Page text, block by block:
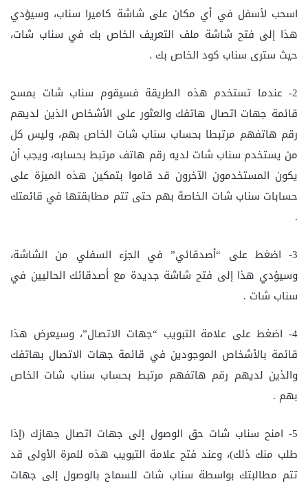
اسحب لأسفل في أي مكان على شاشة كاميرا سناب، وسيؤدي
هذا إلى فتح شاشة ملف التعريف الخاص بك في سناب شات،
حيث سترى سناب كود الخاص بك .
2- عندما تستخدم هذه الطريقة فسيقوم سناب شات بمسح
قائمة جهات اتصال هاتفك والعثور على الأشخاص الذين لديهم
رقم هاتفهم مرتبطا بحساب سناب شات الخاص بهم، وليس كل
من يستخدم سناب شات لديه رقم هاتف مرتبط بحسابه، ويجب أن
يكون المستخدمون الآخرون قد قاموا بتمكين هذه الميزة على
حسابات سناب شات الخاصة بهم حتى تتم مطابقتها في قائمتك
.
3- اضغط على “أصدقائي” في الجزء السفلي من الشاشة،
وسيؤدي هذا إلى فتح شاشة جديدة مع أصدقائك الحاليين في
سناب شات .
4- اضغط على علامة التبويب “جهات الاتصال”، وسيعرض هذا
قائمة بالأشخاص الموجودين في قائمة جهات الاتصال بهاتفك
والذين لديهم رقم هاتفهم مرتبط بحساب سناب شات الخاص
بهم .
5- امنح سناب شات حق الوصول إلى جهات اتصال جهازك (إذا
طلب منك ذلك)، وعند فتح علامة التبويب هذه للمرة الأولى قد
تتم مطالبتك بواسطة سناب شات للسماح بالوصول إلى جهات